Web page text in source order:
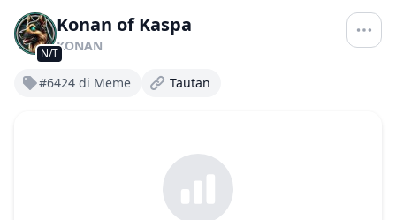
N/T
Konan of Kaspa
KONAN
#6424 di Meme Tautan